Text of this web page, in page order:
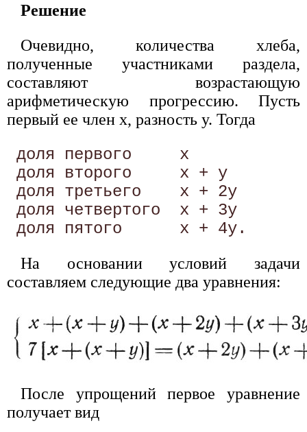
Решение
Очевидно, количества хлеба,
полученные участниками раздела,
составляют возрастающую
арифметическую прогрессию. Пусть
первый ее член х, разность y. Тогда
доля первого     х
доля второго     х + у
доля третьего    х + 2y
доля четвертого  х + 3y
На основании условий задачи
составляем следующие два уравнения:
После упрощений первое уравнение
получает вид